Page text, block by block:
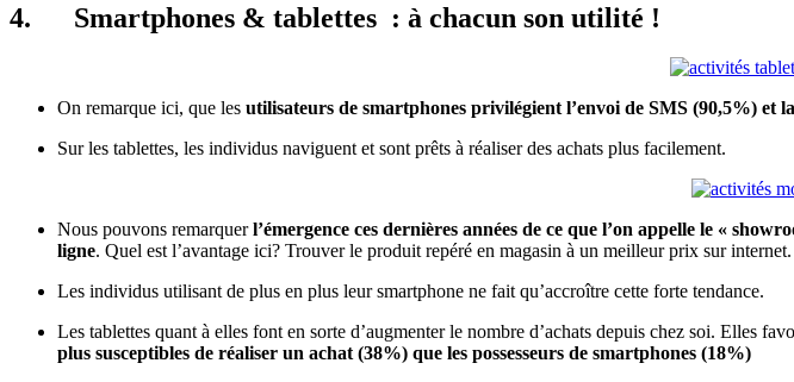
4. Smartphones & tablettes : à chacun son utilité !
On remarque ici, que les utilisateurs de smartphones privilégient l’envoi de SMS (90,5%) et
Sur les tablettes, les individus naviguent et sont prêts à réaliser des achats plus facilement.
Nous pouvons remarquerl’émergence ces dernières années de ce que l’on appelle le «
ligne. Quel est l’avantage ici? Trouver le produit repéré en magasin à un meilleur prix sur internet.
Les individus utilisant de plus en plus leur smartphone ne fait qu’accroître cette forte tendance.
Les tablettes quant à elles font en sorte d’augmenter le nombre d’achats depuis chez soi. Elles
plus susceptibles de réaliser un achat (38%) que les possesseurs de smartphones (18%)